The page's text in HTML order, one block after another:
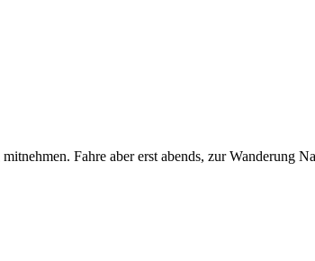
Fahre aber erst abends, zur Wanderung